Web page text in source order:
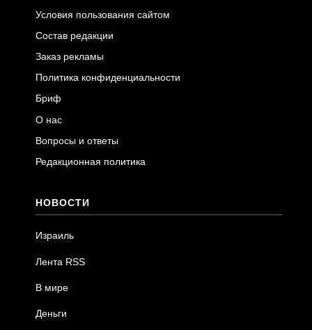
Условия пользования сайтом
Состав редакции
Заказ рекламы
Политика конфиденциальности
Бриф
О нас
Вопросы и ответы
Редакционная политика
НОВОСТИ
Израиль
Лента RSS
В мире
Деньги